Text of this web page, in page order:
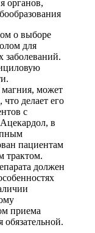
о выборе
для
заболеваний.
может
делает его
с
в
пациентам
трактом.
должен
приема
обязательной.